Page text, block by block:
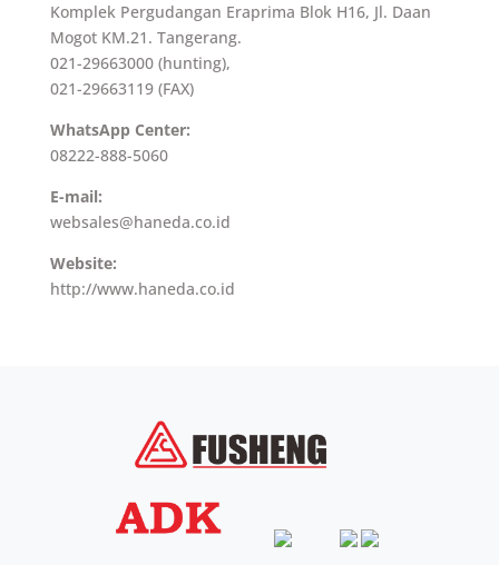
Komplek Pergudangan Eraprima Blok H16, Jl. Daan
Mogot KM.21. Tangerang.
021-29663000 (hunting),
021-29663119 (FAX)
WhatsApp Center:
08222-888-5060
E-mail:
websales@haneda.co.id
Website:
http://www.haneda.co.id